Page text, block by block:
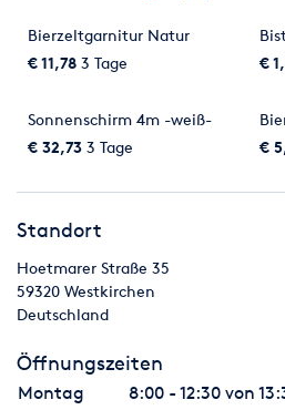
Bierzeltgarnitur Natur
€ 11,78 3 Tage
€
Sonnenschirm 4m -weiß-
€ 32,73 3 Tage
€
Standort
Hoetmarer Straße 35
59320 Westkirchen
Deutschland
Öffnungszeiten
Montag
8:00 - 12:30 von